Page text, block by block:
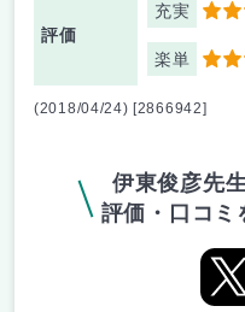
評価
充実 4
楽単 4
(2018/04/24) [2866942]
伊東俊彦先
評価・口コミ